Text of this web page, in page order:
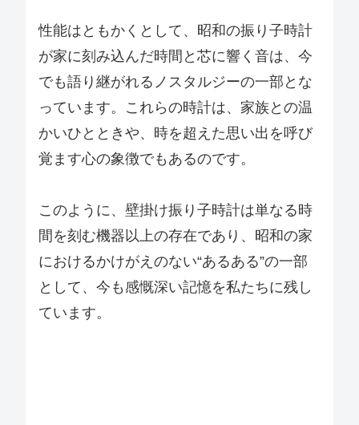
性能はともかくとして、昭和の振り子時計
が家に刻み込んだ時間と芯に響く音は、今
でも語り継がれるノスタルジーの一部とな
っています。これらの時計は、家族との温
かいひとときや、時を超えた思い出を呼び
覚ます心の象徴でもあるのです。
このように、壁掛け振り子時計は単なる時
間を刻む機器以上の存在であり、昭和の家
におけるかけがえのない“あるある”の一部
として、今も感慨深い記憶を私たちに残し
ています。